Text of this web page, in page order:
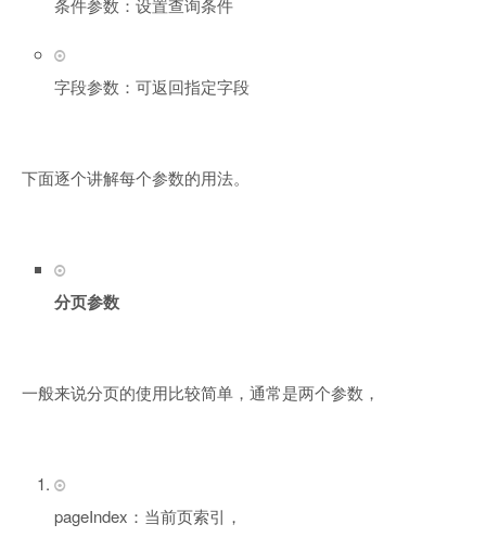
条件参数：设置查询条件
字段参数：可返回指定字段
下面逐个讲解每个参数的用法。
分页参数
一般来说分页的使用比较简单，通常是两个参数，
pageIndex：当前页索引，